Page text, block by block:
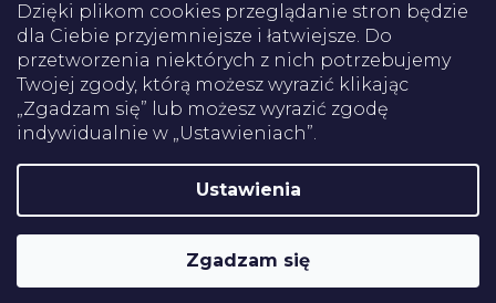
Dzięki plikom cookies przeglądanie stron będzie
dla Ciebie przyjemniejsze i łatwiejsze. Do
przetworzenia niektórych z nich potrzebujemy
Twojej zgody, którą możesz wyrazić klikając
„Zgadzam się” lub możesz wyrazić zgodę
indywidualnie w „Ustawieniach”.
Ustawienia
Zgadzam się
Certifikaty
Dostawa
Płatności
Pomoce rehabilitacyjne
Edytuj ustawienia plików cookie